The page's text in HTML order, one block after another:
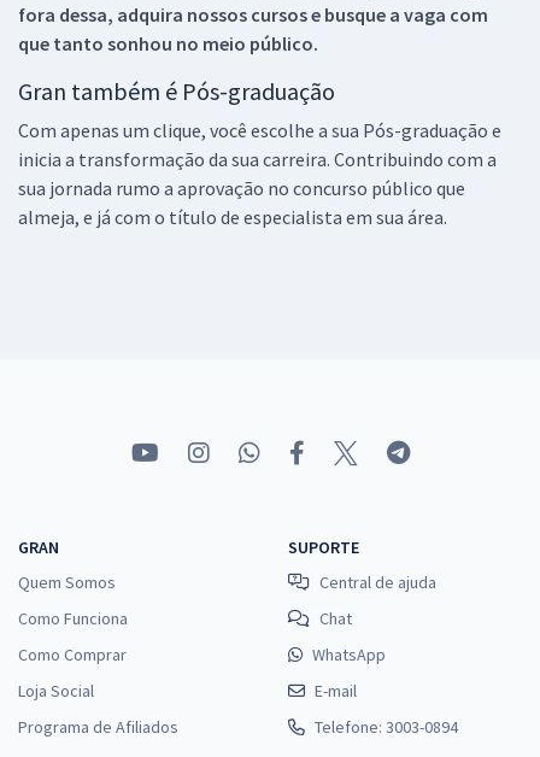
fora dessa, adquira nossos cursos e busque a vaga com
que tanto sonhou no meio público.
Gran também é Pós-graduação
Com apenas um clique, você escolhe a sua Pós-graduação e
inicia a transformação da sua carreira. Contribuindo com a
sua jornada rumo a aprovação no concurso público que
almeja, e já com o título de especialista em sua área.
GRAN
Quem Somos
Como Funciona
Como Comprar
Loja Social
Programa de Afiliados
SUPORTE
Central de ajuda
Chat
WhatsApp
E-mail
Telefone: 3003-0894